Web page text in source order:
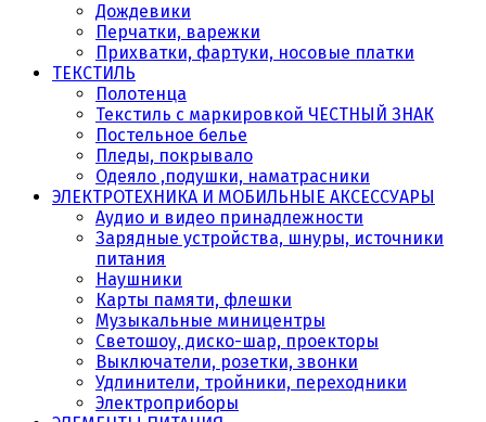
Дождевики
Перчатки, варежки
Прихватки, фартуки, носовые платки
ТЕКСТИЛЬ
Полотенца
Текстиль с маркировкой ЧЕСТНЫЙ ЗНАК
Постельное белье
Пледы, покрывало
Одеяло ,подушки, наматрасники
ЭЛЕКТРОТЕХНИКА И МОБИЛЬНЫЕ АКСЕССУАРЫ
Аудио и видео принадлежности
Зарядные устройства, шнуры, источники
питания
Наушники
Карты памяти, флешки
Музыкальные миницентры
Светошоу, диско-шар, проекторы
Выключатели, розетки, звонки
Удлинители, тройники, переходники
Электроприборы